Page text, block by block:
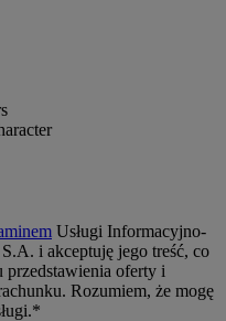
Usługi Informacyjno-
i akceptuję jego treść, co
przedstawienia oferty i
Rozumiem, że mogę